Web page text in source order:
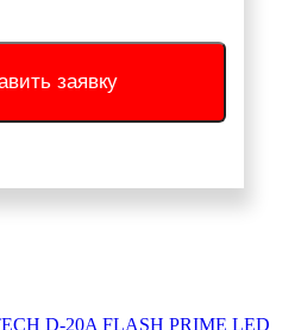
заявку